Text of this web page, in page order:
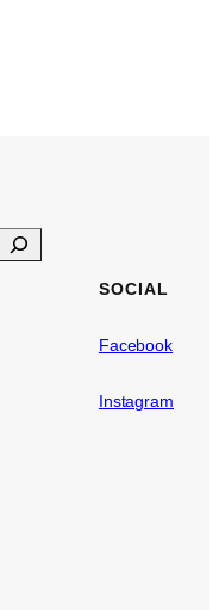
SOCIAL
Facebook
Instagram